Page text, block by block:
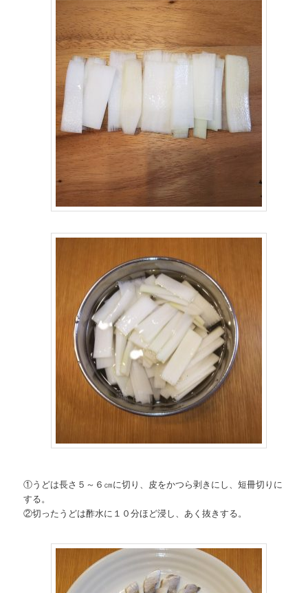
①うどは長さ５～６㎝に切り、皮をかつら剥きにし、短冊切りに
する。
②切ったうどは酢水に１０分ほど浸し、あく抜きする。